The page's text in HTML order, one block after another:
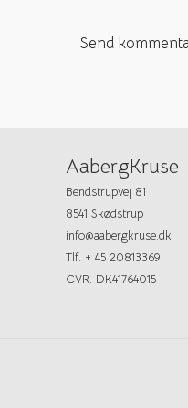
AabergKruse
Bendstrupvej 81
8541 Skødstrup
info@aabergkruse.dk
Tlf. + 45 20813369
CVR. DK41764015